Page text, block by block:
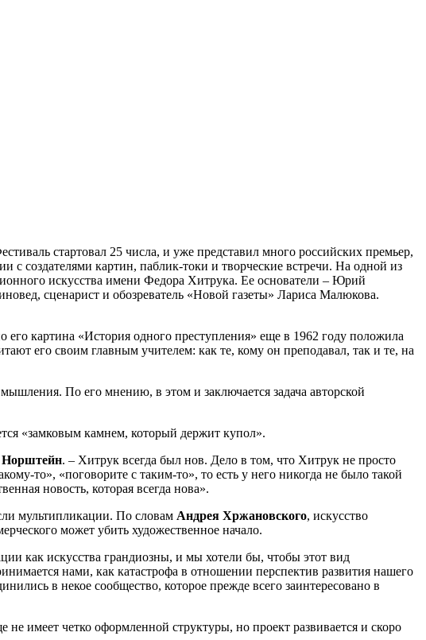
стартовал 25 числа, и уже представил много российских премьер,
создателями картин, паблик-токи и творческие встречи. На одной из
искусства имени Федора Хитрука. Ее основатели – Юрий
сценарист и обозреватель «Новой газеты» Лариса Малюкова.
картина «История одного преступления» еще в 1962 году положила
его своим главным учителем: как те, кому он преподавал, так и те, на
По его мнению, в этом и заключается задача авторской
«замковым камнем, который держит купол».
Норштейн. – Хитрук всегда был нов. Дело в том, что Хитрук не просто
то», «поговорите с таким-то», то есть у него никогда не было такой
новость, которая всегда нова».
мультипликации. По словам Андрея Хржановского, искусство
может убить художественное начало.
как искусства грандиозны, и мы хотели бы, чтобы этот вид
нами, как катастрофа в отношении перспектив развития нашего
в некое сообщество, которое прежде всего заинтересовано в
имеет четко оформленной структуры, но проект развивается и скоро